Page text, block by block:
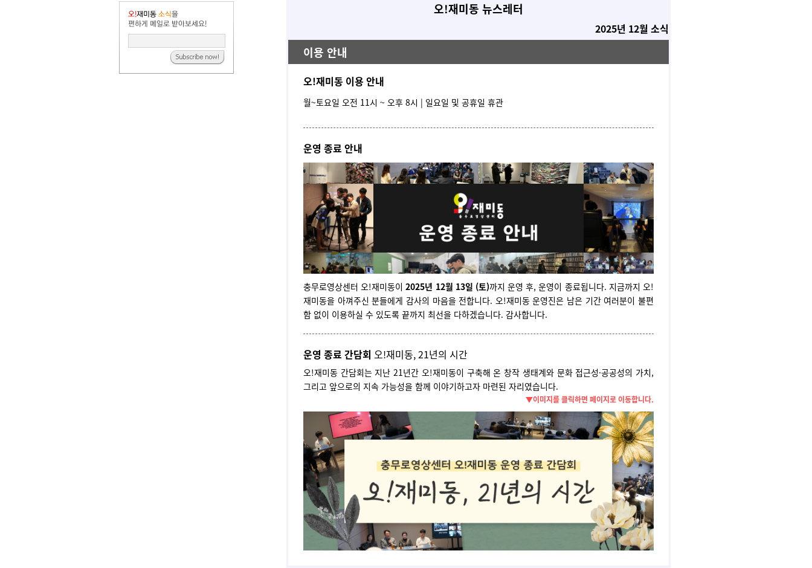
오!재미동 뉴스레터
2025년 12월 소식
이용 안내
오!재미동 이용 안내
월~토요일 오전 11시 ~ 오후 8시 | 일요일 및 공휴일 휴관
운영 종료 안내
충무로영상센터 오!재미동이2025년 12월 13일 (토)까지 운영 후, 운영이 종료됩니다. 지금까지 오!
재미동을 아껴주신 분들에게 감사의 마음을 전합니다. 오!재미동 운영진은 남은 기간 여러분이 불편
함 없이 이용하실 수 있도록 끝까지 최선을 다하겠습니다. 감사합니다.
운영 종료 간담회 오!재미동, 21년의 시간
오!재미동 간담회는 지난 21년간 오!재미동이 구축해 온 창작 생태계와 문화 접근성·공공성의 가치,
그리고 앞으로의 지속 가능성을 함께 이야기하고자 마련된 자리였습니다.
▼이미지를 클릭하면 페이지로 이동합니다.